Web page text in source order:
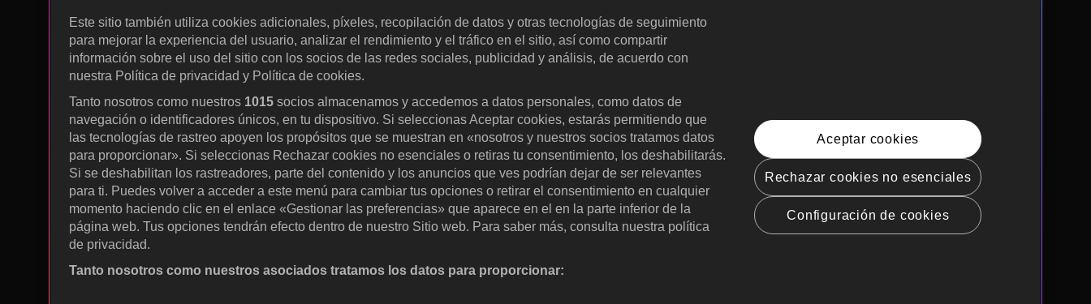
Este sitio también utiliza cookies adicionales, píxeles, recopilación de datos y otras tecnologías de seguimiento
para mejorar la experiencia del usuario, analizar el rendimiento y el tráfico en el sitio, así como compartir
información sobre el uso del sitio con los socios de las redes sociales, publicidad y análisis, de acuerdo con
nuestra Política de privacidad y Política de cookies.
Tanto nosotros como nuestros 1015 socios almacenamos y accedemos a datos personales, como datos de
navegación o identificadores únicos, en tu dispositivo. Si seleccionas Aceptar cookies, estarás permitiendo que
las tecnologías de rastreo apoyen los propósitos que se muestran en «nosotros y nuestros socios tratamos datos
para proporcionar». Si seleccionas Rechazar cookies no esenciales o retiras tu consentimiento, los deshabilitarás.
Si se deshabilitan los rastreadores, parte del contenido y los anuncios que ves podrían dejar de ser relevantes
para ti. Puedes volver a acceder a este menú para cambiar tus opciones o retirar el consentimiento en cualquier
momento haciendo clic en el enlace «Gestionar las preferencias» que aparece en el en la parte inferior de la
página web. Tus opciones tendrán efecto dentro de nuestro Sitio web. Para saber más, consulta nuestra política
de privacidad.
Tanto nosotros como nuestros asociados tratamos los datos para proporcionar:
Aceptar cookies
Rechazar cookies no esenciales
Configuración de cookies